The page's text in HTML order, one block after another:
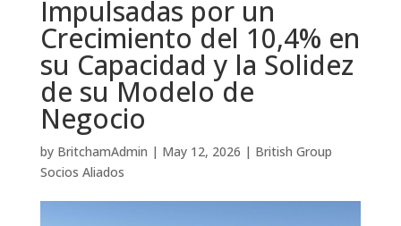
Impulsadas por un
Crecimiento del 10,4% en
su Capacidad y la Solidez
de su Modelo de
Negocio
by BritchamAdmin | May 12, 2026 | British Group
Socios Aliados